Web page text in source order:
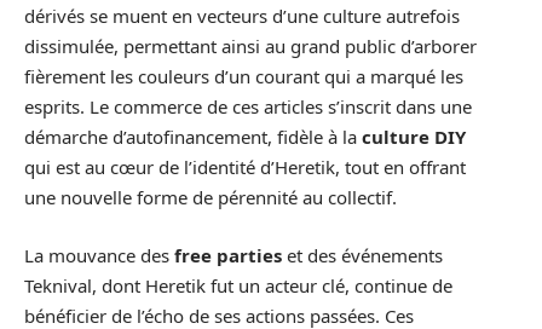
dérivés se muent en vecteurs d’une culture autrefois
dissimulée, permettant ainsi au grand public d’arborer
fièrement les couleurs d’un courant qui a marqué les
esprits. Le commerce de ces articles s’inscrit dans une
démarche d’autofinancement, fidèle à la culture DIY
qui est au cœur de l’identité d’Heretik, tout en offrant
une nouvelle forme de pérennité au collectif.
La mouvance des free parties et des événements
Teknival, dont Heretik fut un acteur clé, continue de
bénéficier de l’écho de ses actions passées. Ces